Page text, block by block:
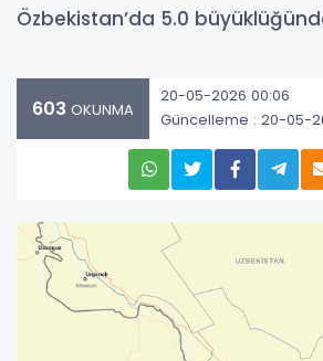
Özbekistan’da 5.0
603 OKUNMA
20-05-2026 00:06
Güncelleme : 20-05-